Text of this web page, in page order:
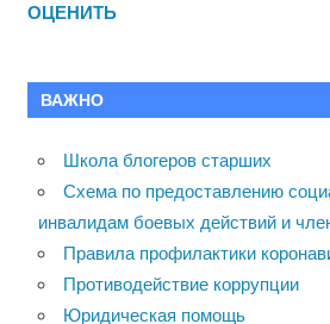
ОЦЕНИТЬ
ВАЖНО
Школа блогеров старших
Схема по предоставлению
инвалидам боевых действий и
Правила профилактики
Противодействие коррупции
Юридическая помощь